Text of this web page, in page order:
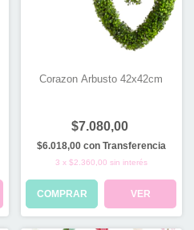
Corazon Arbusto 42x42cm
$7.080,00
$6.018,00 con Transferencia
3 x $2.360,00 sin interés
COMPRAR VER